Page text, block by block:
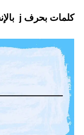
كلمات بحرف j بالإنجليزي حسب الأحرف التالية: